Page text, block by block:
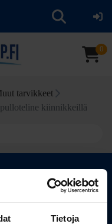
Tietoja
0
tarvikkeet
kiinnikkeillä